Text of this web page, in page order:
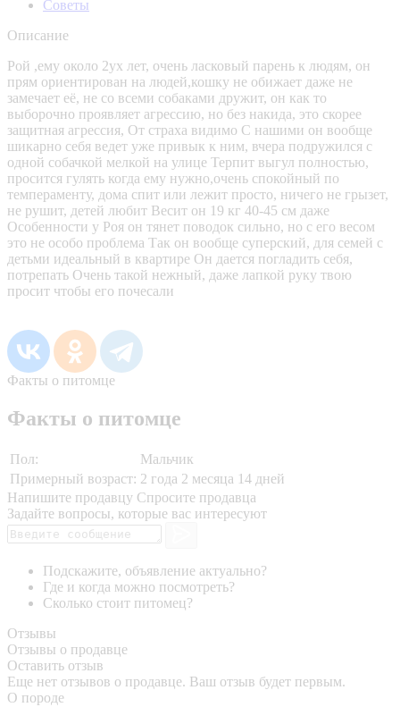
Советы
Описание
Рой ,ему около 2ух лет, очень ласковый парень к людям, он
прям ориентирован на людей,кошку не обижает даже не
замечает её, не со всеми собаками дружит, он как то
выборочно проявляет агрессию, но без накида, это скорее
защитная агрессия, От страха видимо С нашими он вообще
шикарно себя ведет уже привык к ним, вчера подружился с
одной собачкой мелкой на улице Терпит выгул полностью,
просится гулять когда ему нужно,очень спокойный по
темпераменту, дома спит или лежит просто, ничего не грызет,
не рушит, детей любит Весит он 19 кг 40-45 см даже
Особенности у Роя он тянет поводок сильно, но с его весом
это не особо проблема Так он вообще суперский, для семей с
детьми идеальный в квартире Он дается погладить себя,
потрепать Очень такой нежный, даже лапкой руку твою
просит чтобы его почесали
Факты о питомце
Факты о питомце
Пол:
Мальчик
Примерный возраст: 2 года 2 месяца 14 дней
Напишите продавцу Спросите продавца
Задайте вопросы, которые вас интересуют
Подскажите, объявление актуально?
Где и когда можно посмотреть?
Сколько стоит питомец?
Отзывы
Отзывы о продавце
Оставить отзыв
Еще нет отзывов о продавце. Ваш отзыв будет первым.
О породе